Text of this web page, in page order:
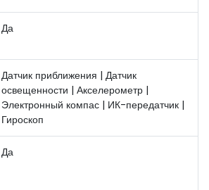
Да
Датчик приближения | Датчик
освещенности | Акселерометр |
Электронный компас | ИК-передатчик |
Гироскоп
Да